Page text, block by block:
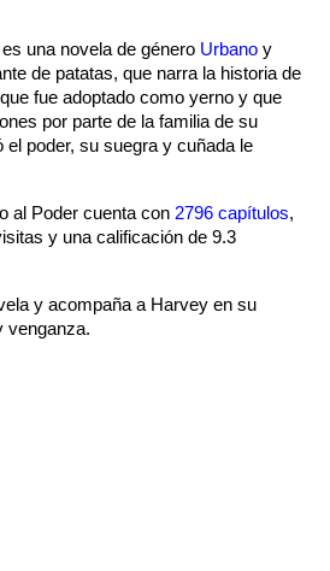
Es la fiesta de cumpleaños
Vino con las manos
a pedir algo al abuelo?
atrevido?
modales. ¿Cómo pudo pedir
los invitados que había aquí
humillante!" La persona que
querido del Amo Zimmer, Zack
Mandy. Ahora encontró
de ella.
es una novela de género Urbano y
de patatas, que narra la historia de
fue adoptado como yerno y que
por parte de la familia de su
el poder, su suegra y cuñada le
al Poder cuenta con2796 capítulos,
y una calificación de 9.3
y acompaña a Harvey en su
venganza.